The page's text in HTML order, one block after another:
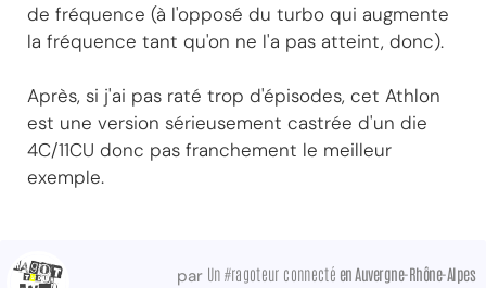
de fréquence (à l'opposé du turbo qui augmente
la fréquence tant qu'on ne l'a pas atteint, donc).
Après, si j'ai pas raté trop d'épisodes, cet Athlon
est une version sérieusement castrée d'un die
4C/11CU donc pas franchement le meilleur
exemple.
par Un #ragoteur connecté en Auvergne-Rhône-Alpes